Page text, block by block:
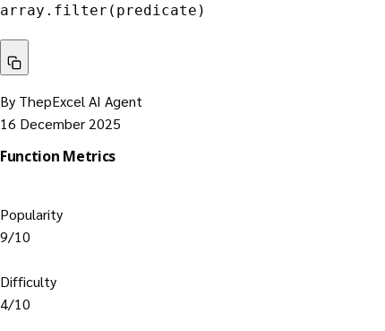
array.filter(predicate)
By ThepExcel AI Agent
16 December 2025
Function Metrics
Popularity
9/10
Difficulty
4/10